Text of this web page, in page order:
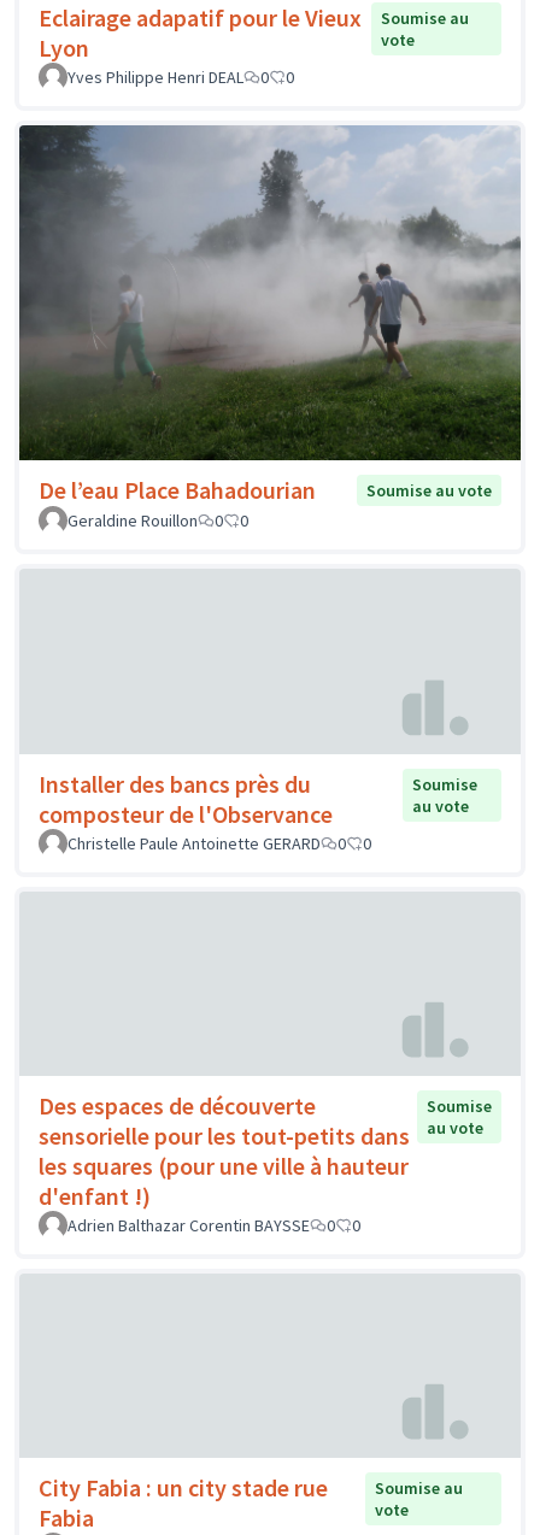
Eclairage adapatif pour le Vieux
Lyon
Soumise au
vote
Yves Philippe Henri DEAL
0 0
De l’eau Place Bahadourian
Soumise au vote
Geraldine Rouillon
0 0
Installer des bancs près du
composteur de l'Observance
Soumise
au vote
Christelle Paule Antoinette GERARD
0 0
Des espaces de découverte
sensorielle pour les tout-petits dans
les squares (pour une ville à hauteur
d'enfant !)
Soumise
au vote
Adrien Balthazar Corentin BAYSSE 0 0
City Fabia : un city stade rue
Fabia
Soumise au
vote